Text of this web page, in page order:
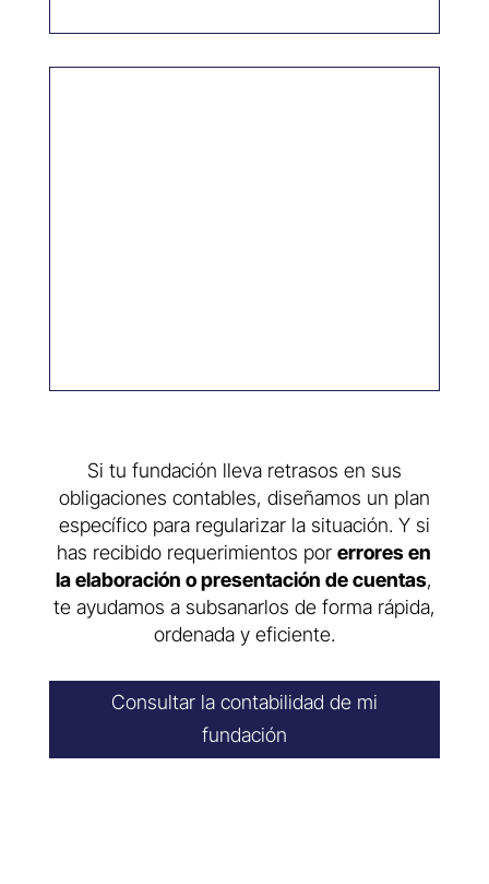
Si tu fundación lleva retrasos en sus
obligaciones contables, diseñamos un plan
específico para regularizar la situación. Y si
has recibido requerimientos porerrores en
la elaboración o presentación de cuentas,
te ayudamos a subsanarlos de forma rápida,
ordenada y eficiente.
Consultar la contabilidad de mi
fundación